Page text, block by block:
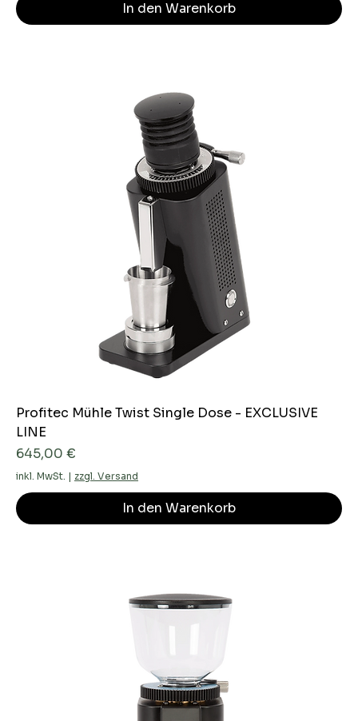
In den Warenkorb
Profitec Mühle Twist Single Dose - EXCLUSIVE
LINE
Preis
645,00 €
inkl. MwSt. | zzgl. Versand
In den Warenkorb